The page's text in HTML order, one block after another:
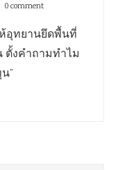
0 comment
อุทยานยึดพื้นที่
ตั้งคำถามทำไม
”